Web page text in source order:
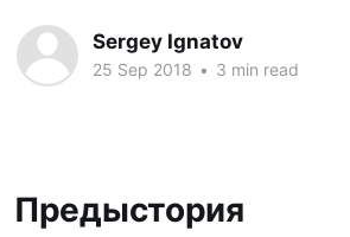
Sergey Ignatov
25 Sep 2018 • 3 min read
Предыстория